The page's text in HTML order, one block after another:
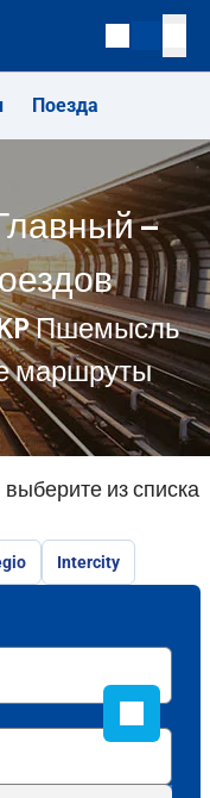
Поезда
–
Пшемысль
маршруты
из списка
Intercity